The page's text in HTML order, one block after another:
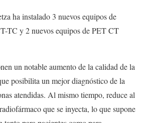
ha instalado 3 nuevos equipos de
TC y 2 nuevos equipos de PET CT
un notable aumento de la calidad de la
posibilita un mejor diagnóstico de la
atendidas. Al mismo tiempo, reduce al
que se inyecta, lo que supone